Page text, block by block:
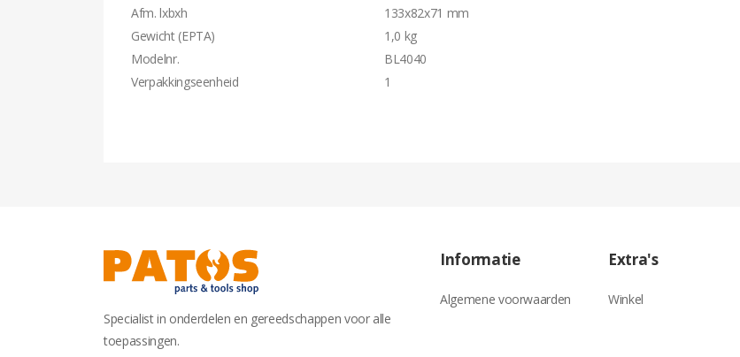
Afm. lxbxh
133x82x71 mm
Gewicht (EPTA)
1,0 kg
Modelnr.
BL4040
Verpakkingseenheid
1
Specialist in onderdelen en gereedschappen voor alle
toepassingen.
Informatie
Algemene voorwaarden
Extra's
Winkel